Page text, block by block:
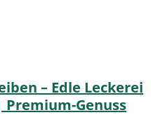
– Edle Leckerei
Genuss